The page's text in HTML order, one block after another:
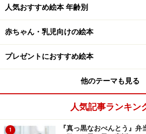
人気おすすめ絵本 年齢別
赤ちゃん・乳児向けの絵本
プレゼントにおすすめ絵本
他のテーマも見る
人気記事ランキン
1
『真っ黒なおべんとう』